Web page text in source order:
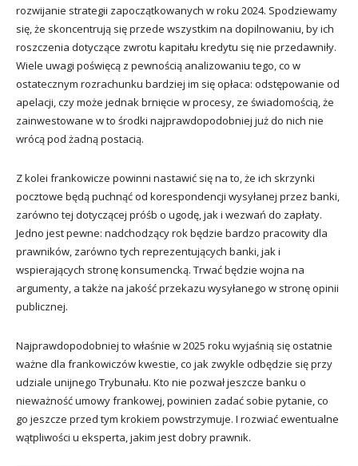
rozwijanie strategii zapoczątkowanych w roku 2024. Spodziewamy
się, że skoncentrują się przede wszystkim na dopilnowaniu, by ich
roszczenia dotyczące zwrotu kapitału kredytu się nie przedawniły.
Wiele uwagi poświęcą z pewnością analizowaniu tego, co w
ostatecznym rozrachunku bardziej im się opłaca: odstępowanie od
apelacji, czy może jednak brnięcie w procesy, ze świadomością, że
zainwestowane w to środki najprawdopodobniej już do nich nie
wrócą pod żadną postacią.
Z kolei frankowicze powinni nastawić się na to, że ich skrzynki
pocztowe będą puchnąć od korespondencji wysyłanej przez banki,
zarówno tej dotyczącej próśb o ugodę, jak i wezwań do zapłaty.
Jedno jest pewne: nadchodzący rok będzie bardzo pracowity dla
prawników, zarówno tych reprezentujących banki, jak i
wspierających stronę konsumencką. Trwać będzie wojna na
argumenty, a także na jakość przekazu wysyłanego w stronę opinii
publicznej.
Najprawdopodobniej to właśnie w 2025 roku wyjaśnią się ostatnie
ważne dla frankowiczów kwestie, co jak zwykle odbędzie się przy
udziale unijnego Trybunału. Kto nie pozwał jeszcze banku o
nieważność umowy frankowej, powinien zadać sobie pytanie, co
go jeszcze przed tym krokiem powstrzymuje. I rozwiać ewentualne
wątpliwości u eksperta, jakim jest dobry prawnik.